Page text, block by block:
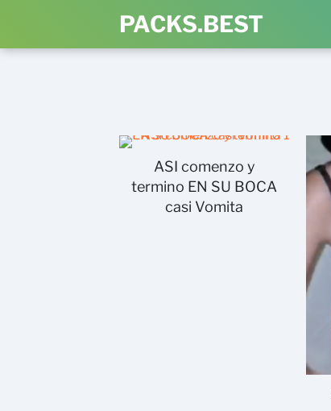
PACKS.BEST
ASI comenzo y
termino EN SU BOCA
casi Vomita